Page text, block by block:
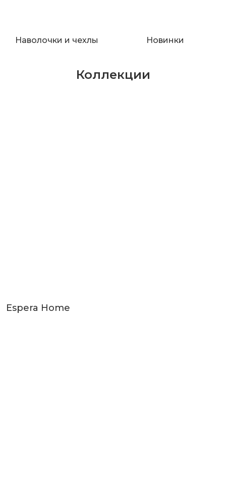
Наволочки и чехлы Новинки
Коллекции
Espera Home